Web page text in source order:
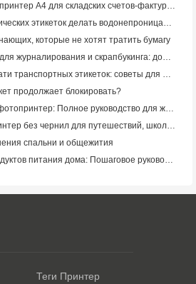
Вам нужен портативный принтер A4 для складских счетов-фактур? Что действительно работает
Могут ли принтеры термических этикеток делать водонепроницаемые этикетки для продуктов малого бизнеса?
которые не хотят тратить бумагу
Лучший цветовый ярлык для журналирования и скрапбукинга: добавьте больше цвета на каждую страницу
Ручнописьмо против печати транспортных этикеток: советы для малого бизнеса в 2026 году
продолжает блокировать?
Как выбрать карманный фотопринтер: Полное руководство для журналистов, путешественников и пользователей iPhone
Лучший портативный принтер без чернил для путешествий, школы и мобильной работы: Hanin MT620 Pro Review
спальни и общежития
Как сделать этикетки продуктов питания дома: Пошаговое руководство для малого пищевого бизнеса
Теги Принтер